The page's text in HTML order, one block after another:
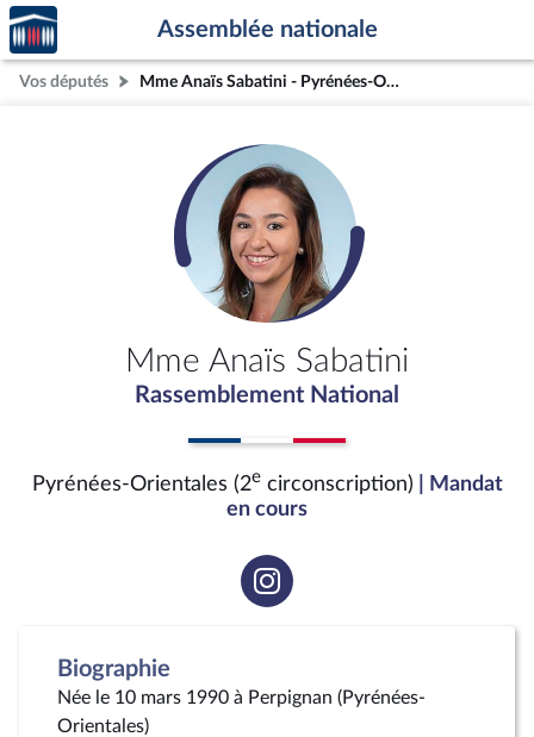
Aller au contenu
Aller en bas de la page
Accèder
à la
page
d'accueil
Assemblée nationale
Vos députés Mme Anaïs Sabatini - Pyrénées-Orientales (2e circonscription)
Mme Anaïs Sabatini
Rassemblement National
Pyrénées-Orientales (2ecirconscription)
| Mandat
en cours
Voir
la
Biographie
Née le 10 mars 1990 à Perpignan (Pyrénées-
Orientales)